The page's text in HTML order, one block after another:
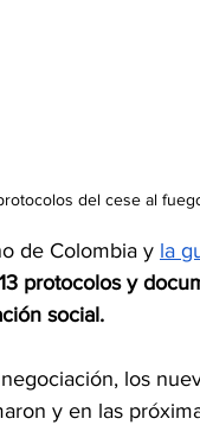
del cese al
de Colombia y la
protocolos y
social.
los
y en las